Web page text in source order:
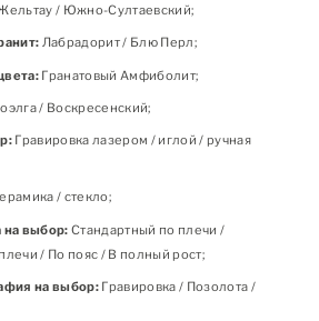
/ Южно-Султаевский;
Лабрадорит / Блю Перл;
Гранатовый Амфиболит;
/ Воскресенский;
Гравировка лазером / иглой / ручная
/ стекло;
на выбор: Стандартный по плечи /
/ По пояс / В полный рост;
на выбор:Гравировка / Позолота /